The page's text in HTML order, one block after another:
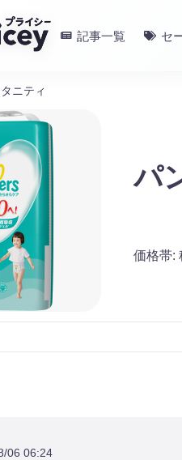
記事一覧 セ
ニティ
パ
価格帯:
06 06:24